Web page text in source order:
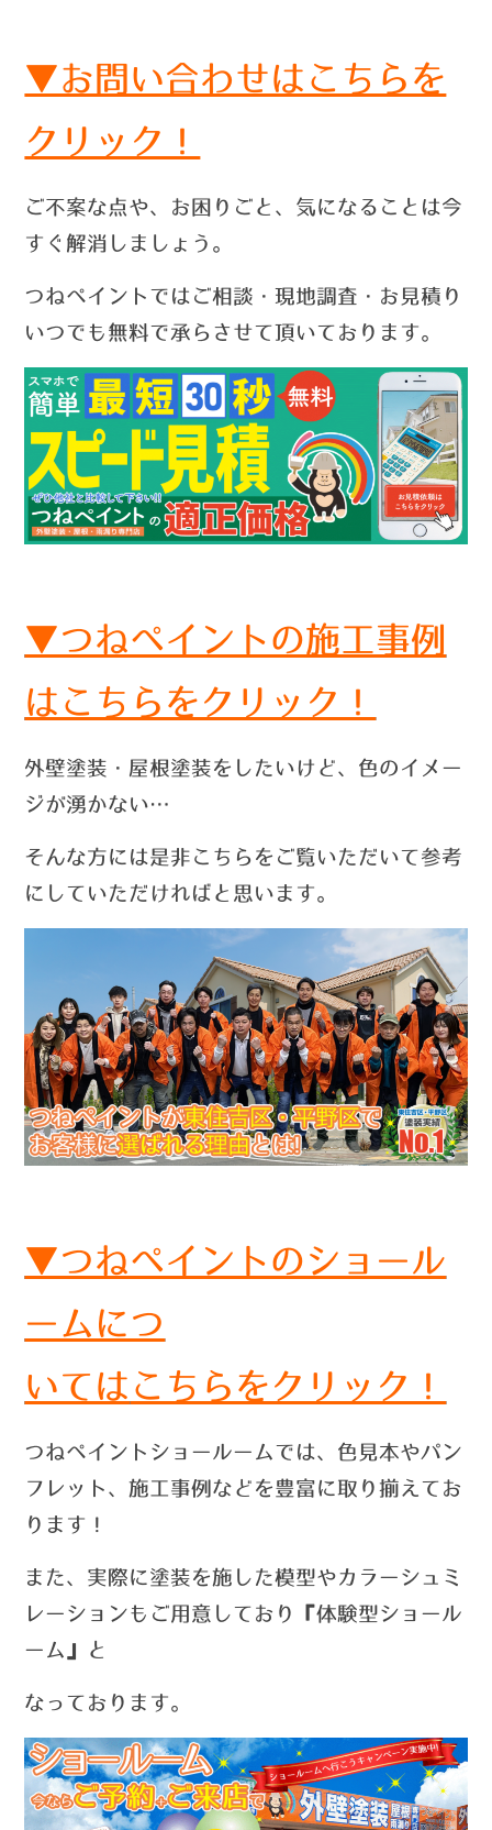
▼お問い合わせはこちらを
クリック！
ご不案な点や、お困りごと、気になることは今
すぐ解消しましょう。
つねペイントではご相談・現地調査・お見積り
いつでも無料で承らさせて頂いております。
▼つねペイントの施工事例
はこちらをクリック！
外壁塗装・屋根塗装をしたいけど、色のイメー
ジが湧かない…
そんな方には是非こちらをご覧いただいて参考
にしていただければと思います。
▼つねペイントのショール
ームにつ
いては こちらをクリック！
つねペイントショールームでは、色見本やパン
フレット、施工事例などを豊富に取り揃えてお
ります！
また、実際に塗装を施した模型やカラーシュミ
レーションもご用意しており『体験型ショール
ーム』と
なっております。